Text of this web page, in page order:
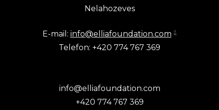
Nelahozeves
E-mail: info@elliafoundation.com
Telefon: +420 774 767 369
info@elliafoundation.com
+420 774 767 369